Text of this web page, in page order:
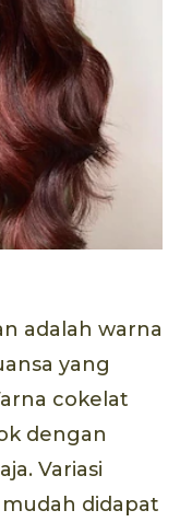
adalah warna
yang
cokelat
dengan
Variasi
didapat